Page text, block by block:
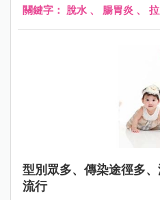
關鍵字： 脫水 、 腸胃炎 、
型別眾多、傳染途徑多
流行